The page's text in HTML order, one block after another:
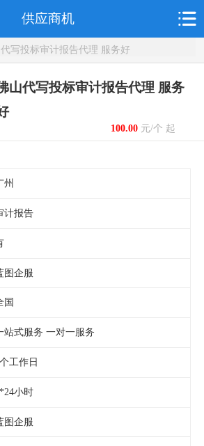
供应商机
写投标审计报告代理 服务好
山代写投标审计报告代理 服务
100.00元/个 起
州
计报告
图企服
国
站式服务 一对一服务
工作日
小时
图企服